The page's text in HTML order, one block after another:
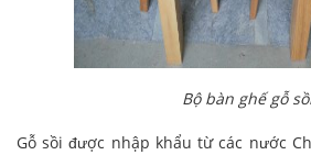
Bộ bàn ghế gỗ
Gỗ sồi được nhập khẩu từ các nước